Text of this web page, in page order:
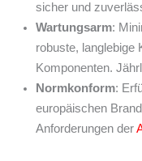
sicher und
Wartungsarm:
robuste, langlebige
Komponenten.
Normkonform:
europäischen
Anforderungen der